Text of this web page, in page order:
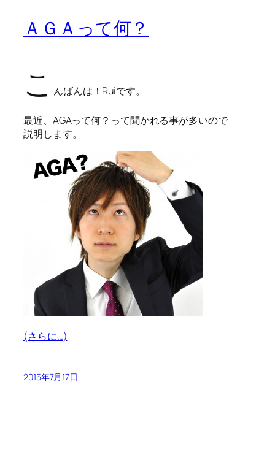
ＡＧＡって何？
こ んばんは！Ruiです。
最近、AGAって何？って聞かれる事が多いので
説明します。
(さらに…)
2015年7月17日